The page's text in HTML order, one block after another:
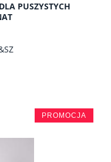
PUSZYSTYCH
PROMOCJA